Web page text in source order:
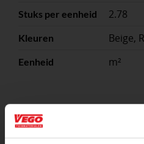
Stuks per eenheid 2.78
Kleuren Beige,
Eenheid m²